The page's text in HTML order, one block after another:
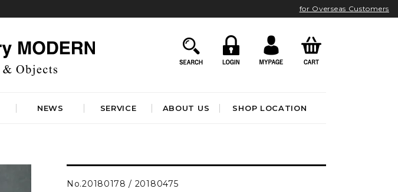
for Overseas Customers
NEWS SERVICE ABOUT US SHOP LOCATION
シェルフ&チェストNo.20180178 / 20180475